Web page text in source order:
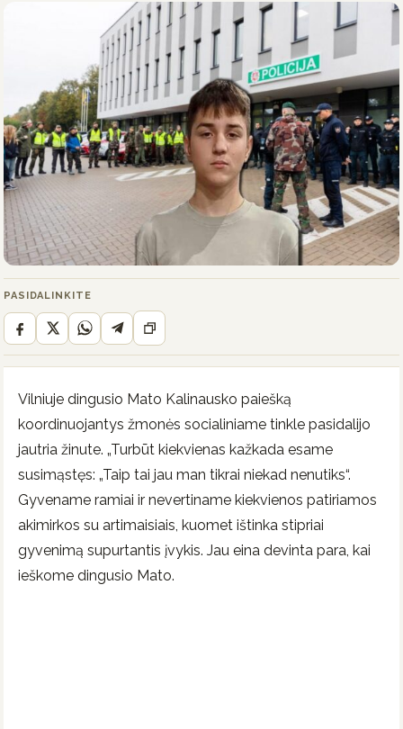
PASIDALINKITE
Vilniuje dingusio Mato Kalinausko paiešką
koordinuojantys žmonės socialiniame tinkle pasidalijo
jautria žinute. „Turbūt kiekvienas kažkada esame
susimąstęs: „Taip tai jau man tikrai niekad nenutiks“.
Gyvename ramiai ir nevertiname kiekvienos patiriamos
akimirkos su artimaisiais, kuomet ištinka stipriai
gyvenimą supurtantis įvykis. Jau eina devinta para, kai
ieškome dingusio Mato.